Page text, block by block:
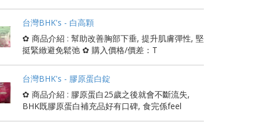
台灣BHK's - 白高顆
✿ 商品介紹 : 幫助改善胸部下垂, 提升肌膚彈性, 堅
挺緊緻避免鬆弛 ✿ 購入價格/價差：T
台灣BHK's - 膠原蛋白錠
✿ 商品介紹 : 膠原蛋白25歲之後就會不斷流失,
BHK既膠原蛋白補充品好有口碑, 食完係feel